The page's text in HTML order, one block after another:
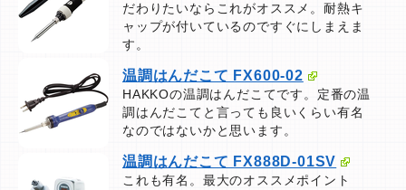
だわりたいならこれがオススメ。耐熱キ
ャップが付いているのですぐにしまえま
す。
温調はんだこて FX600-02
HAKKOの温調はんだこてです。定番の温
調はんだこてと言っても良いくらい有名
なのではないかと思います。
温調はんだこて FX888D-01SV
これも有名。最大のオススメポイント